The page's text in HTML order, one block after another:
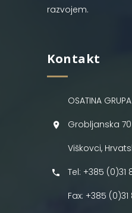
razvojem.
Kontakt
OSATINA
Grobljanska 70
Viškovci,
Tel: +385 (0)31
Fax: +385